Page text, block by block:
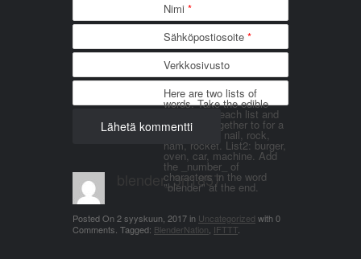
Nimi *
Sähköpostiosoite *
Verkkosivusto
Here are two lists of
words. Take the edible
things from each list and
join them together to for a
word. List 1: nail, rock,
ham, rocket. List2: burger,
oven, car, machine. Add
the _number_ of
characters in the word
"blender" at the end.
blender_3n1857
Posted On2 syyskuun, 2017in Uncategorized with0
Comments Tagged: BlenderNation IFTTT